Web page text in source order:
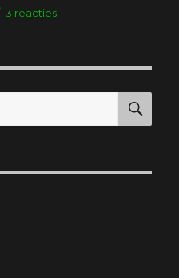
3 reactiesop